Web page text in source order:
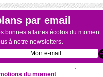
par email
bonnes affaires écolos du moment.
à notre newsletters.
du moment